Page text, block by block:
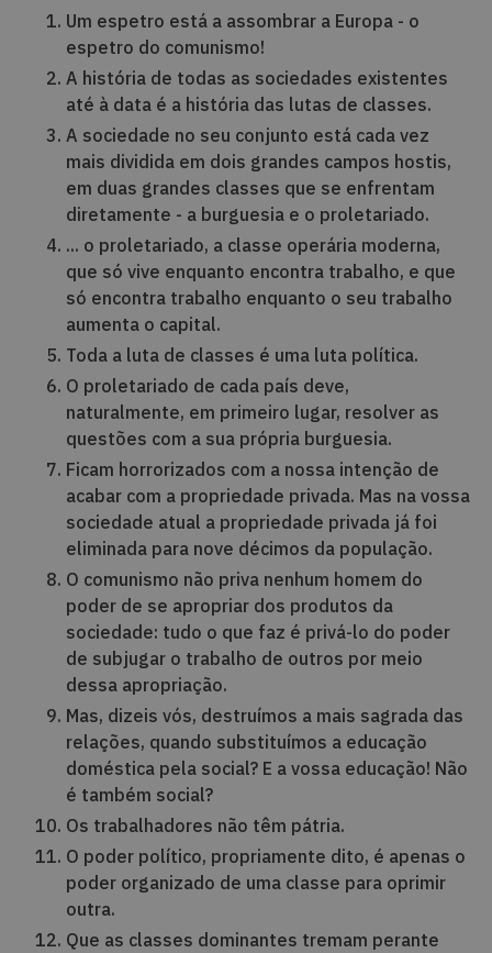
Um espetro está a assombrar a Europa - o
espetro do comunismo!
A história de todas as sociedades existentes
até à data é a história das lutas de classes.
A sociedade no seu conjunto está cada vez
mais dividida em dois grandes campos hostis,
em duas grandes classes que se enfrentam
diretamente - a burguesia e o proletariado.
... o proletariado, a classe operária moderna,
que só vive enquanto encontra trabalho, e que
só encontra trabalho enquanto o seu trabalho
aumenta o capital.
Toda a luta de classes é uma luta política.
O proletariado de cada país deve,
naturalmente, em primeiro lugar, resolver as
questões com a sua própria burguesia.
Ficam horrorizados com a nossa intenção de
acabar com a propriedade privada. Mas na vossa
sociedade atual a propriedade privada já foi
eliminada para nove décimos da população.
O comunismo não priva nenhum homem do
poder de se apropriar dos produtos da
sociedade: tudo o que faz é privá-lo do poder
de subjugar o trabalho de outros por meio
dessa apropriação.
Mas, dizeis vós, destruímos a mais sagrada das
relações, quando substituímos a educação
doméstica pela social? E a vossa educação! Não
é também social?
Os trabalhadores não têm pátria.
O poder político, propriamente dito, é apenas o
poder organizado de uma classe para oprimir
outra.
Que as classes dominantes tremam perante